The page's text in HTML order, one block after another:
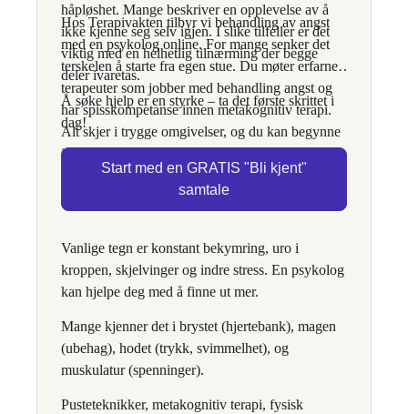
håpløshet. Mange beskriver en opplevelse av å
ikke kjenne seg selv igjen. I slike tilfeller er det
viktig med en helhetlig tilnærming der begge
deler ivaretas.
Hos Terapivakten tilbyr vi behandling av angst
med en psykolog online. For mange senker det
terskelen å starte fra egen stue. Du møter erfarne
terapeuter som jobber med behandling angst og
har spisskompetanse innen metakognitiv terapi.
Alt skjer i trygge omgivelser, og du kan begynne
i det tempoet som passer deg.
Å søke hjelp er en styrke – ta det første skrittet i
dag!
Start med en GRATIS "Bli kjent"
samtale
Vanlige tegn er konstant bekymring, uro i
kroppen, skjelvinger og indre stress. En psykolog
kan hjelpe deg med å finne ut mer.
Mange kjenner det i brystet (hjertebank), magen
(ubehag), hodet (trykk, svimmelhet), og
muskulatur (spenninger).
Pusteteknikker, metakognitiv terapi, fysisk